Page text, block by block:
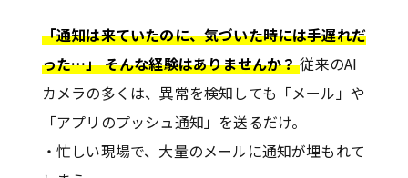
「通知は来ていたのに、気づいた時には手遅れだ
った…」 そんな経験はありませんか？従来のAI
カメラの多くは、異常を検知しても「メール」や
「アプリのプッシュ通知」を送るだけ。
・忙しい現場で、大量のメールに通知が埋もれて